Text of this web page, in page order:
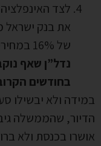
לצד
את בנק ישראל
של 16% במחירי הדירות בשנה האחרונה,
בחודשים
במידה ולא יבשילו
הדיור, שהממשלה
אושרו בכנסת ולא